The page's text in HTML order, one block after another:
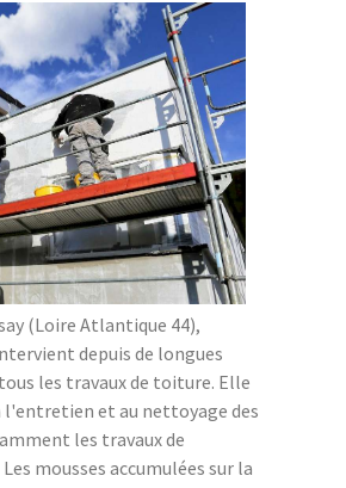
(Loire Atlantique 44),
depuis de longues
les travaux de toiture. Elle
l'entretien et au nettoyage des
les travaux de
mousses accumulées sur la